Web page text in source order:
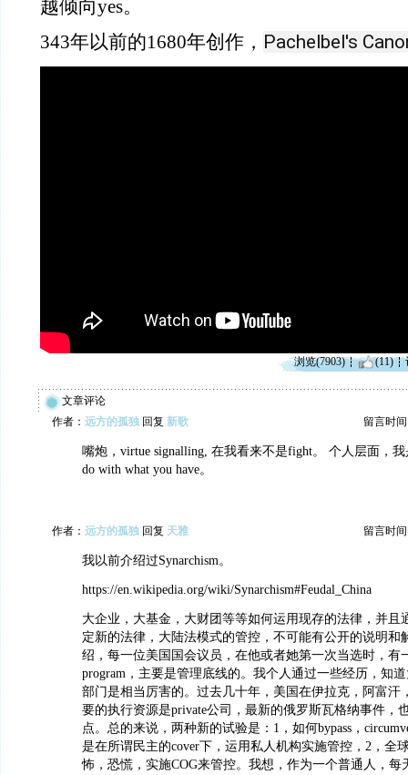
越倾向yes。
343年以前的1680年创作， Pachelbel's
浏览(7903) (11)
文章评论
作者： 远方的孤独 回复 新歌 留言时间
嘴炮，virtue signalling, 在我看来不是fight。 个人层面，我
do with what you have。
作者： 远方的孤独 回复 天雅 留言时间
我以前介绍过Synarchism。
https://en.wikipedia.org/wiki/Synarchism#Feudal_China
大企业，大基金，大财团等等如何运用现存的法律，并且
定新的法律，大陆法模式的管控，不可能有公开的说明和
绍，每一位美国国会议员，在他或者她第一次当选时，有
program，主要是管理底线的。我个人通过一些经历，知
部门是相当厉害的。过去几十年，美国在伊拉克，阿富汗
要的执行资源是private公司，最新的俄罗斯瓦格纳事件，
点。总的来说，两种新的试验是：1，如何bypass，
是在所谓民主的cover下，运用私人机构实施管控，2，全
怖，恐慌，实施COG来管控。我想，作为一个普通人，每